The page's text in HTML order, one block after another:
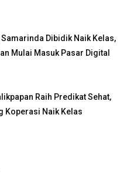
Samarinda Dibidik Naik Kelas,
Mulai Masuk Pasar Digital
Raih Predikat Sehat,
Koperasi Naik Kelas